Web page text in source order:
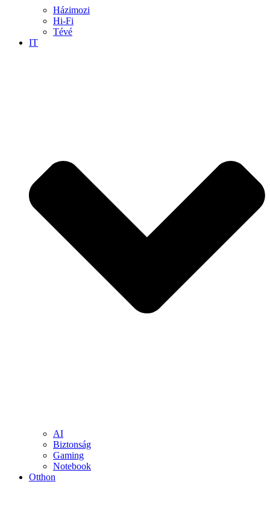
Házimozi
Hi-Fi
Tévé
IT
AI
Biztonság
Gaming
Notebook
Otthon